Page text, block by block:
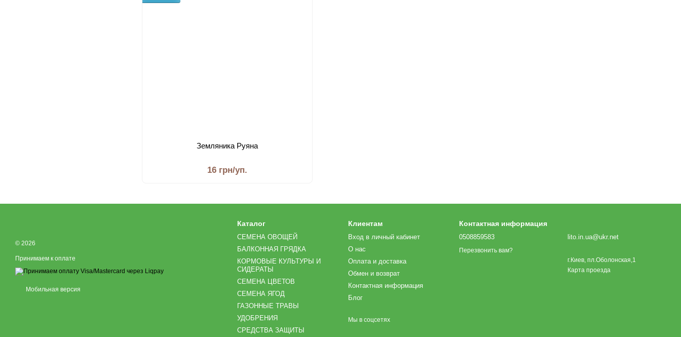
Земляника Руяна
16 грн/уп.
© 2026
Принимаем к оплате
Мобильная версия
Каталог
СЕМЕНА ОВОЩЕЙ
БАЛКОННАЯ ГРЯДКА
КОРМОВЫЕ КУЛЬТУРЫ И
СИДЕРАТЫ
СЕМЕНА ЦВЕТОВ
СЕМЕНА ЯГОД
ГАЗОННЫЕ ТРАВЫ
УДОБРЕНИЯ
СРЕДСТВА ЗАЩИТЫ
Клиентам
Вход в личный кабинет
О нас
Оплата и доставка
Обмен и возврат
Контактная информация
Блог
Мы в соцсетях
Контактная информация
0508859583
Перезвонить вам?
lito.in.ua@ukr.net
г.Киев, пл.Оболонская,1
Карта проезда